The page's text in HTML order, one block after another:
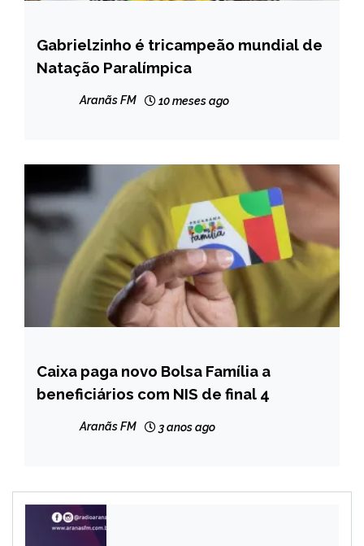
BRASIL
ESPORTES
INTERNACIONAL
Gabrielzinho é tricampeão mundial de
Natação Paralímpica
Aranãs FM 10 meses ago
BRASIL
CAPELINHA
Caixa paga novo Bolsa Família a
beneficiários com NIS de final 4
Aranãs FM 3 anos ago